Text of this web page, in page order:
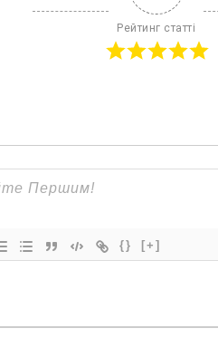
Рейтинг статті
{} [+]